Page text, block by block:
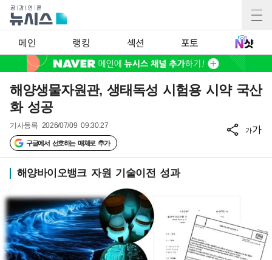
메인 랭킹 섹션 포토
해양생물자원관, 생태독성 시험용 시약 국산
화 성공
기사등록 2026/07/09 09:30:27
구글에서 선호하는 매체로 추가
가가
해양바이오뱅크 자원 기술이전 성과